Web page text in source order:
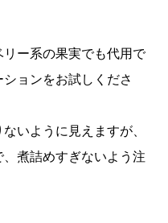
リー系の果実でも代用で
ョンをお試しくださ
いように見えますが、
煮詰めすぎないよう注